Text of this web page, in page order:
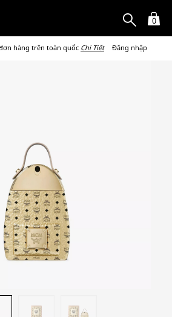
0
hàng trên toàn quốc Chi Tiết Đăng nhập